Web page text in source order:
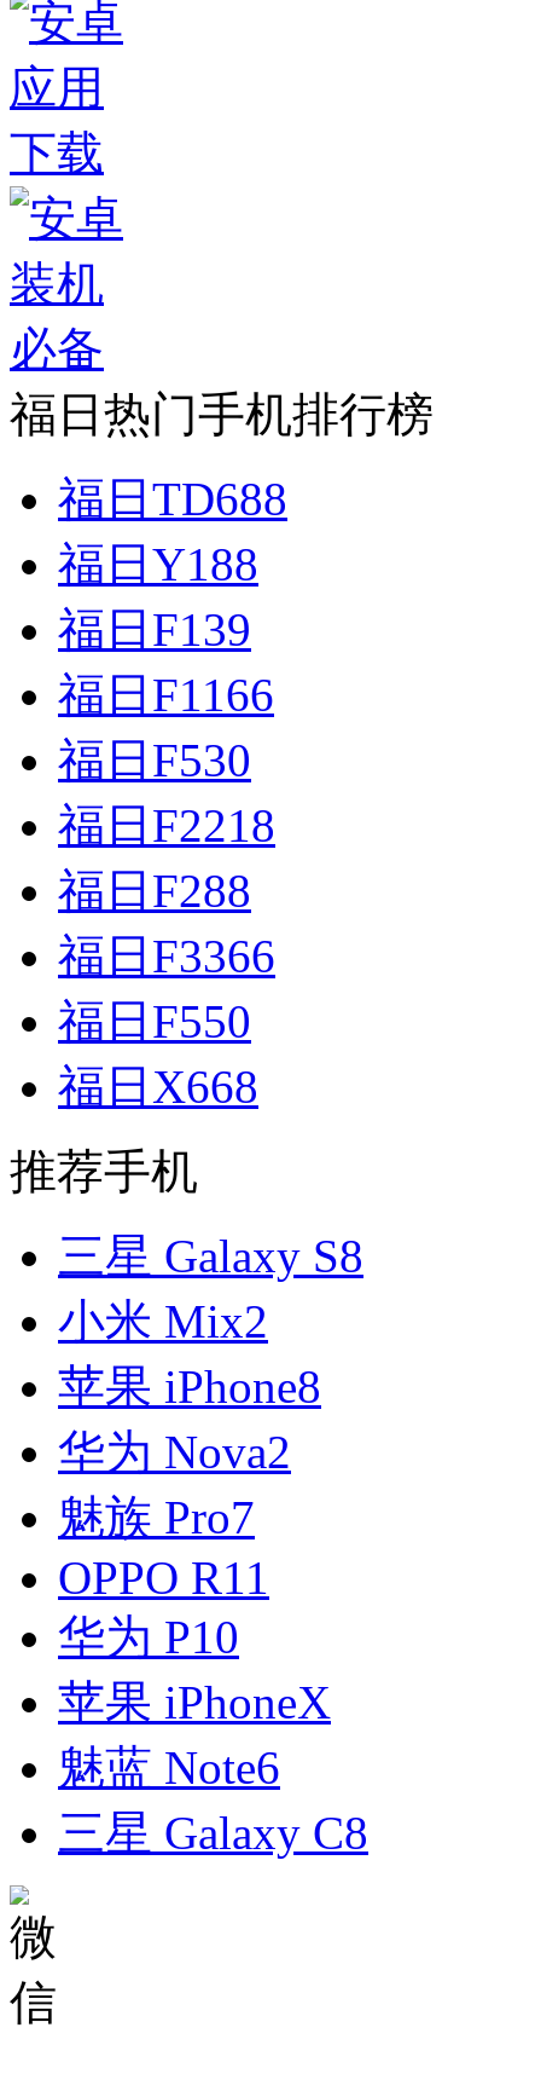
福日热门手机排行榜
福日TD688
福日Y188
福日F139
福日F1166
福日F530
福日F2218
福日F288
福日F3366
福日F550
福日X668
推荐手机
三星 Galaxy S8
小米 Mix2
苹果 iPhone8
华为 Nova2
魅族 Pro7
OPPO R11
华为 P10
苹果 iPhoneX
魅蓝 Note6
三星 Galaxy C8